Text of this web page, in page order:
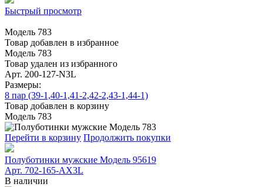
Быстрый просмотр
Модель 783
Товар добавлен в избранное
Модель 783
Товар удален из избранного
Арт. 200-127-N3L
Размеры:
8 пар (39-1,40-1,41-2,42-2,43-1,44-1)
Товар добавлен в корзину
Модель 783
Перейти в корзину Продолжить покупки
Полуботинки мужские Модель 95619
Арт. 702-165-АХ3L
В наличии